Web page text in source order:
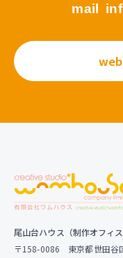
mail
web
尾山台ハウス（制作オフィス
〒158-0086 東京都世田谷